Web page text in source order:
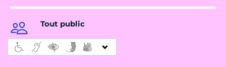
Tout public